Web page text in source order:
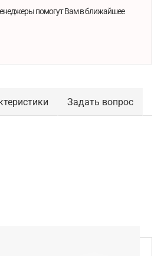
помогут Вам в ближайшее
Задать вопрос